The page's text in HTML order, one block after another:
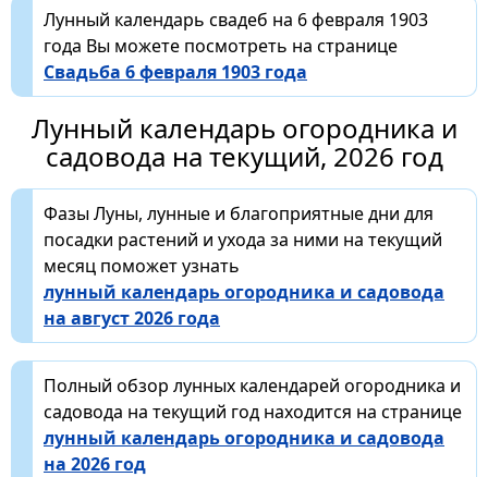
Лунный календарь свадеб на 6 февраля 1903
года Вы можете посмотреть на странице
Свадьба 6 февраля 1903 года
Лунный календарь огородника и
садовода на текущий, 2026 год
Фазы Луны, лунные и благоприятные дни для
посадки растений и ухода за ними на текущий
месяц поможет узнать
лунный календарь огородника и садовода
на август 2026 года
Полный обзор лунных календарей огородника и
садовода на текущий год находится на странице
лунный календарь огородника и садовода
на 2026 год